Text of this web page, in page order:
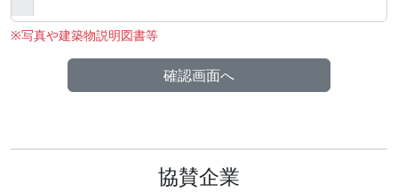
※写真や建築物説明図書等
協賛企業